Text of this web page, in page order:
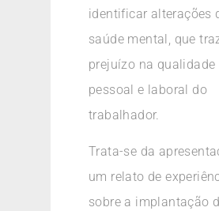
identificar alterações
saúde mental, que
prejuízo na qualidade
pessoal e laboral do
trabalhador.
Trata-se da
um relato de
sobre a implantação